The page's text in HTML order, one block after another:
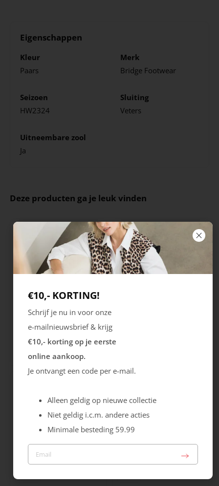
Eigenschappen
Kleur
Paars
Merk
Bridge Footwear
Seizoen
HW2324
Sluiting
Veters
Uitneembare zool
Ja
Deze producten ga je leuk vinden
Cristallino
99.99
€10,- KORTING!
Schrijf je nu in voor onze
e-mailnieuwsbrief & krijg
€10,- korting op je eerste
online aankoop.
Je ontvangt een code per e-mail.
Alleen geldig op nieuwe collectie
Niet geldig i.c.m. andere acties
Minimale besteding 59.99